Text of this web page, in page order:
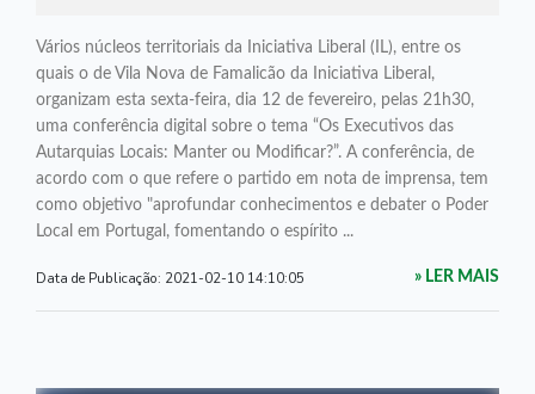
Vários núcleos territoriais da Iniciativa Liberal (IL), entre os
quais o de Vila Nova de Famalicão da Iniciativa Liberal,
organizam esta sexta-feira, dia 12 de fevereiro, pelas 21h30,
uma conferência digital sobre o tema “Os Executivos das
Autarquias Locais: Manter ou Modificar?”. A conferência, de
acordo com o que refere o partido em nota de imprensa, tem
como objetivo "aprofundar conhecimentos e debater o Poder
Local em Portugal, fomentando o espírito ...
» LER MAIS
Data de Publicação: 2021-02-10 14:10:05